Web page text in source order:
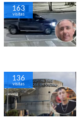
163
visitas
136
visitas